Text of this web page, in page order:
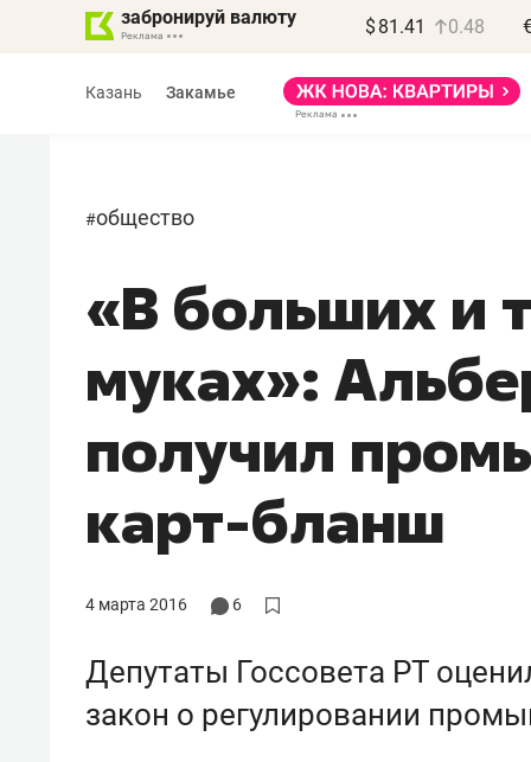
забронируй валюту $ 81.41 0.48
Казань Закамье
#общество
«В больших и
муках»:
получил
карт-бланш
4 марта 2016 6
Депутаты Госсовета РТ
закон о регулировании
Василь Мазитов
МАРТ
«Не зная местных
потерять минимум
Как бизнесу выйти на зарубежные